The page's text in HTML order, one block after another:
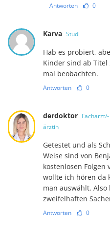
Antworten 0
Karva Studi
Hab es probiert,
Kinder sind ab Titel
mal beobachten.
Antworten 0
derdoktor Facharzt/-
ärztin
Getestet und als
Weise sind von
kostenlosen Folgen
wollte ich hören da
man auswählt.
zweifelhaften
Antworten 0